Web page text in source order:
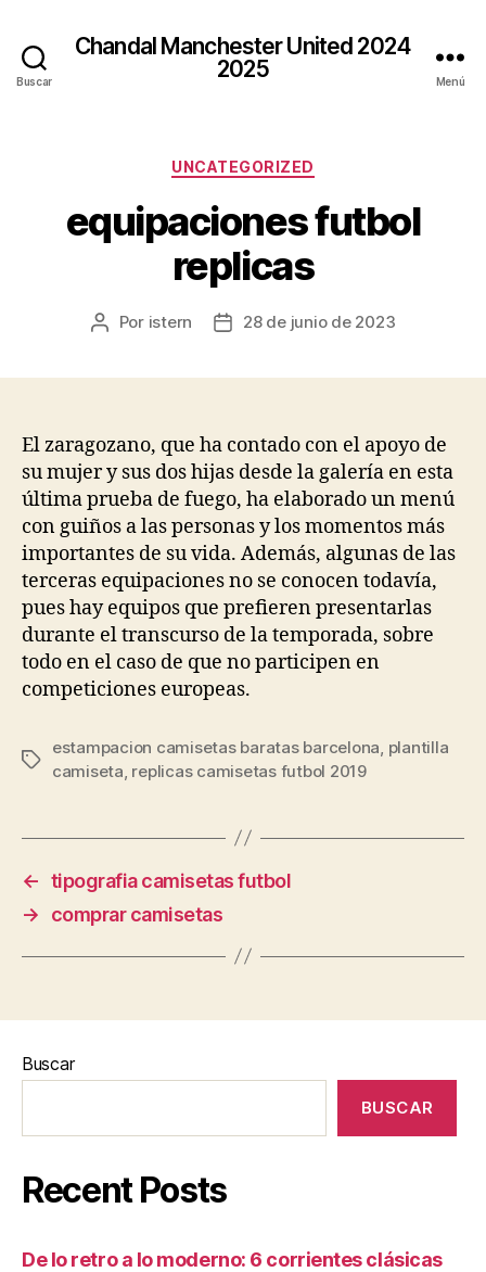
Buscar
Chandal Manchester United 2024
2025
Menú
Categorías
UNCATEGORIZED
equipaciones futbol
replicas
Autor
Por istern
Fecha28 de junio de 2023
El zaragozano, que ha contado con el apoyo de
su mujer y sus dos hijas desde la galería en esta
última prueba de fuego, ha elaborado un menú
con guiños a las personas y los momentos más
importantes de su vida. Además, algunas de las
terceras equipaciones no se conocen todavía,
pues hay equipos que prefieren presentarlas
durante el transcurso de la temporada, sobre
todo en el caso de que no participen en
competiciones europeas.
Etiquetas
estampacion camisetas baratas barcelona plantilla
camiseta replicas camisetas futbol 2019
← tipografia camisetas futbol
→
comprar camisetas
Buscar
BUSCAR
Recent Posts
De lo retro a lo moderno: 6 corrientes clásicas